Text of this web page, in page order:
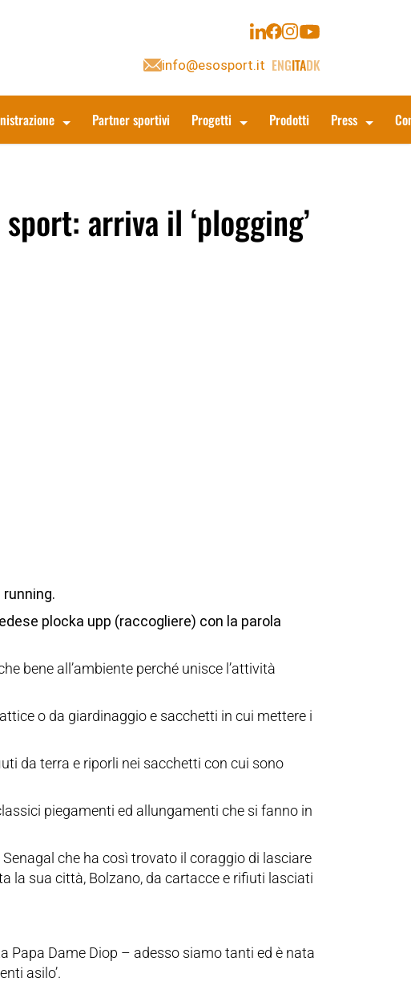
info@esosport.it ENGITADK
Partner sportivi Progetti Prodotti Press
arriva il ‘plogging’
plocka upp (raccogliere) con la parola
bene all’ambiente perché unisce l’attività
o da giardinaggio e sacchetti in cui mettere i
da terra e riporli nei sacchetti con cui sono
piegamenti ed allungamenti che si fanno in
che ha così trovato il coraggio di lasciare
la sua città, Bolzano, da cartacce e rifiuti lasciati
Papa Dame Diop – adesso siamo tanti ed è nata
asilo’.